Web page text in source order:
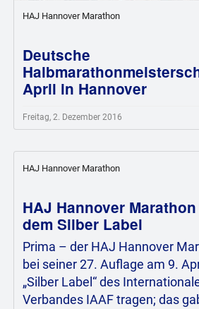
HAJ Hannover Marathon
Deutsche
April in Hannover
Freitag, 2. Dezember 2016
HAJ Hannover Marathon
HAJ Hannover
dem Silber Label
Prima – der HAJ Hannover
bei seiner 27. Auflage am 9.
„Silber Label“ des
Verbandes IAAF tragen; das